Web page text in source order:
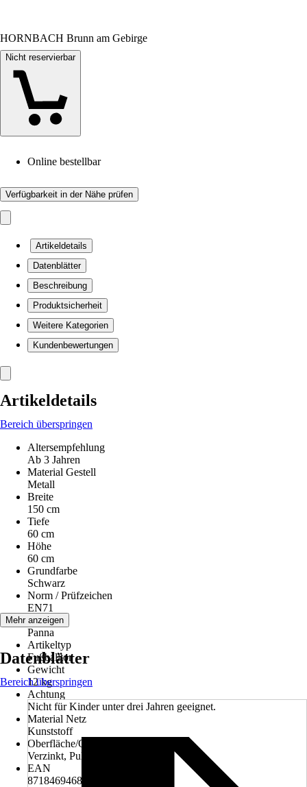
HORNBACH Brunn am Gebirge
Nicht reservierbar
Online bestellbar
Verfügbarkeit in der Nähe prüfen
Artikeldetails
Datenblätter
Beschreibung
Produktsicherheit
Weitere Kategorien
Kundenbewertungen
Artikeldetails
Bereich überspringen
Altersempfehlung
Ab 3 Jahren
Material Gestell
Metall
Breite
150 cm
Tiefe
60 cm
Höhe
60 cm
Grundfarbe
Schwarz
Norm / Prüfzeichen
EN71
Serie
Panna
Artikeltyp
Fußballtor
Gewicht
12 kg
Achtung
Nicht für Kinder unter drei Jahren geeignet.
Material Netz
Kunststoff
Oberfläche/Oberflächenbehandlung
Verzinkt, Pulverbeschichtet
EAN
8718469468768
Mehr anzeigen
Datenblätter
Bereich überspringen